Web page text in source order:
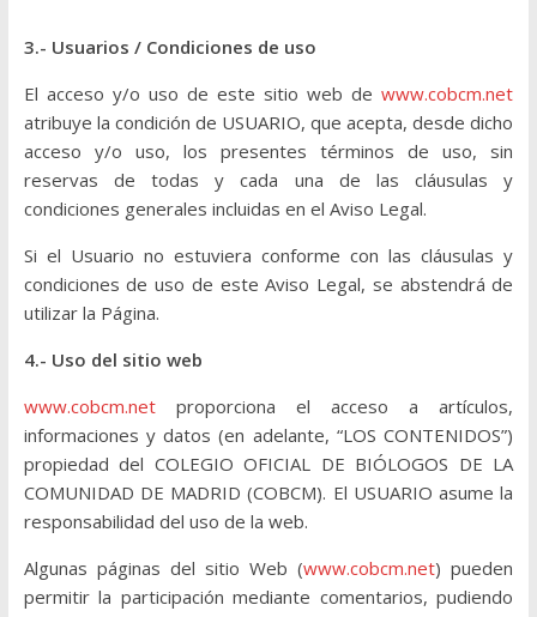
3.- Usuarios / Condiciones de uso
El acceso y/o uso de este sitio web dewww.cobcm.net
atribuye la condición de USUARIO, que acepta, desde dicho
acceso y/o uso, los presentes términos de uso, sin
reservas de todas y cada una de las cláusulas y
condiciones generales incluidas en el Aviso Legal.
Si el Usuario no estuviera conforme con las cláusulas y
condiciones de uso de este Aviso Legal, se abstendrá de
utilizar la Página.
4.- Uso del sitio web
www.cobcm.netproporciona el acceso a artículos,
informaciones y datos (en adelante, “LOS CONTENIDOS”)
propiedad del COLEGIO OFICIAL DE BIÓLOGOS DE LA
COMUNIDAD DE MADRID (COBCM). El USUARIO asume la
responsabilidad del uso de la web.
Algunas páginas del sitio Web (www.cobcm.net) pueden
permitir la participación mediante comentarios, pudiendo